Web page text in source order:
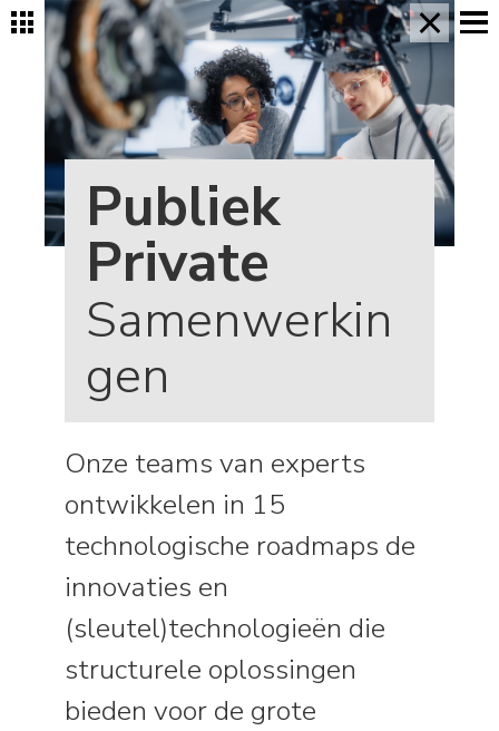
Publiek
Private
Samenwerkin
gen
Onze teams van experts
ontwikkelen in 15
technologische roadmaps de
innovaties en
(sleutel)technologieën die
structurele oplossingen
bieden voor de grote
×